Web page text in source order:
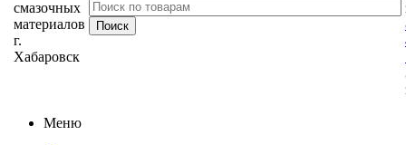
смазочных
материалов
г.
Хабаровск
Меню